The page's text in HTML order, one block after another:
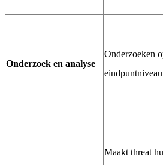
Onderzoek en analyse
Onderzoeken
eindpuntniveau
Maakt threat